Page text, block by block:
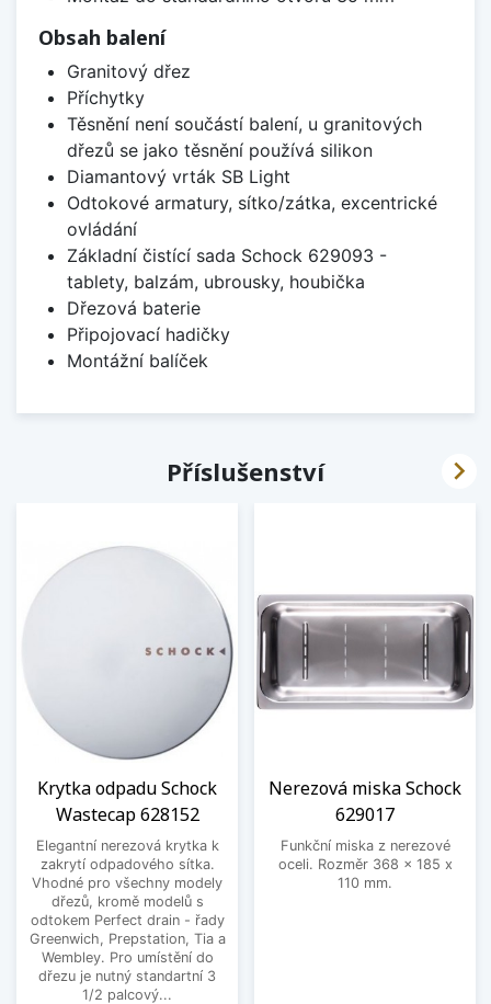
Obsah balení
Granitový dřez
Příchytky
Těsnění není součástí balení, u granitových
dřezů se jako těsnění používá silikon
Diamantový vrták SB Light
Odtokové armatury, sítko/zátka, excentrické
ovládání
Základní čistící sada Schock 629093 -
tablety, balzám, ubrousky, houbička
Dřezová baterie
Připojovací hadičky
Montážní balíček
Příslušenství
Krytka odpadu Schock
Wastecap 628152
Elegantní nerezová krytka k
zakrytí odpadového sítka.
Vhodné pro všechny modely
dřezů, kromě modelů s
odtokem Perfect drain - řady
Greenwich, Prepstation, Tia a
Wembley. Pro umístění do
dřezu je nutný standartní 3
1/2 palcový...
Nerezová miska Schock
629017
Funkční miska z nerezové
oceli. Rozměr 368 x 185 x
110 mm.
